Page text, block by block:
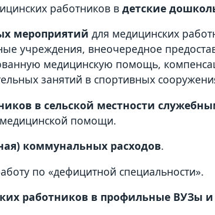
работников вдетские
мероприятий для медицинских
учреждения, внеочередное
медицинскую помощь,
занятий в спортивных
в сельской местности
помощи.
коммунальных расходов.
по «дефицитной специальности».
работников в профильные ВУЗы